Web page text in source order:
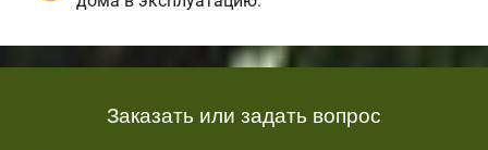
Заказать или задать вопрос